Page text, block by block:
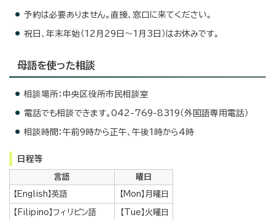
予約は必要ありません。直接、窓口に来てください。
祝日、年末年始（12月29日～1月3日）はお休みです。
母語を使った相談
相談場所：中央区役所市民相談室
電話でも相談できます。042-769-8319（外国語専用電話）
相談時間：午前9時から正午、午後1時から4時
日程等
言語 曜日
【English】英語 【Mon】月曜日
【Filipino】フィリピン語 【Tue】火曜日